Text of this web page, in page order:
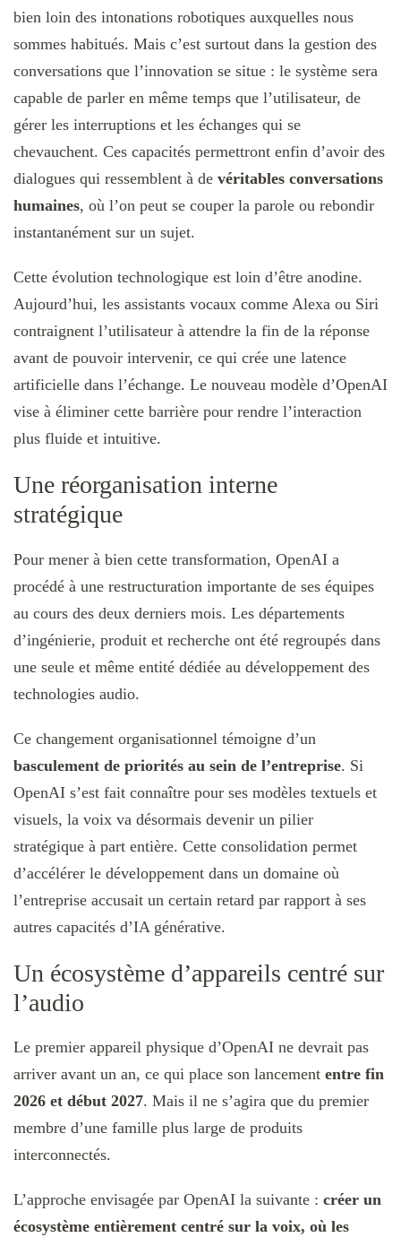
bien loin des intonations robotiques auxquelles nous
sommes habitués. Mais c’est surtout dans la gestion des
conversations que l’innovation se situe : le système sera
capable de parler en même temps que l’utilisateur, de
gérer les interruptions et les échanges qui se
chevauchent. Ces capacités permettront enfin d’avoir des
dialogues qui ressemblent à de véritables conversations
humaines, où l’on peut se couper la parole ou rebondir
instantanément sur un sujet.
Cette évolution technologique est loin d’être anodine.
Aujourd’hui, les assistants vocaux comme Alexa ou Siri
contraignent l’utilisateur à attendre la fin de la réponse
avant de pouvoir intervenir, ce qui crée une latence
artificielle dans l’échange. Le nouveau modèle d’OpenAI
vise à éliminer cette barrière pour rendre l’interaction
plus fluide et intuitive.
Une réorganisation interne
stratégique
Pour mener à bien cette transformation, OpenAI a
procédé à une restructuration importante de ses équipes
au cours des deux derniers mois. Les départements
d’ingénierie, produit et recherche ont été regroupés dans
une seule et même entité dédiée au développement des
technologies audio.
Ce changement organisationnel témoigne d’un
basculement de priorités au sein de l’entreprise. Si
OpenAI s’est fait connaître pour ses modèles textuels et
visuels, la voix va désormais devenir un pilier
stratégique à part entière. Cette consolidation permet
d’accélérer le développement dans un domaine où
l’entreprise accusait un certain retard par rapport à ses
autres capacités d’IA générative.
Un écosystème d’appareils centré sur
l’audio
Le premier appareil physique d’OpenAI ne devrait pas
arriver avant un an, ce qui place son lancement entre fin
2026 et début 2027. Mais il ne s’agira que du premier
membre d’une famille plus large de produits
interconnectés.
L’approche envisagée par OpenAI la suivante : créer un
écosystème entièrement centré sur la voix, où les